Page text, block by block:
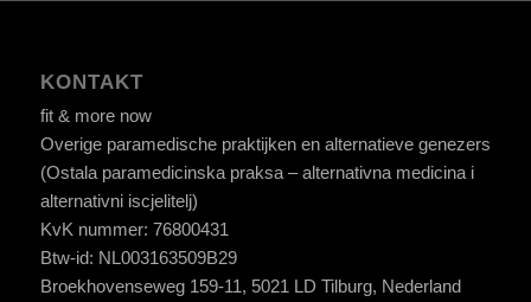
KONTAKT
fit & more now
Overige paramedische praktijken en alternatieve genezers
(Ostala paramedicinska praksa – alternativna medicina i
alternativni iscjelitelj)
KvK nummer: 76800431
Btw-id: NL003163509B29
Broekhovenseweg 159-11, 5021 LD Tilburg, Nederland